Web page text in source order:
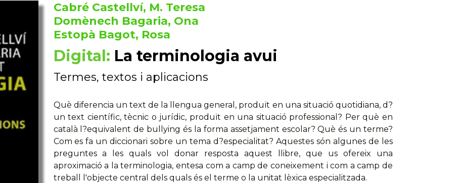
Cabré Castellví, M. Teresa
Domènech Bagaria, Ona
Estopà Bagot, Rosa
Digital: La terminologia avui
Termes, textos i aplicacions
Què diferencia un text de la llengua general, produït en una situació quotidiana, d?
un text científic, tècnic o jurídic, produït en una situació professional? Per què en
català l?equivalent de bullying és la forma assetjament escolar? Què és un terme?
Com es fa un diccionari sobre un tema d?especialitat? Aquestes són algunes de les
preguntes a les quals vol donar resposta aquest llibre, que us ofereix una
aproximació a la terminologia, entesa com a camp de coneixement i com a camp de
treball l'objecte central dels quals és el terme o la unitat lèxica especialitzada.